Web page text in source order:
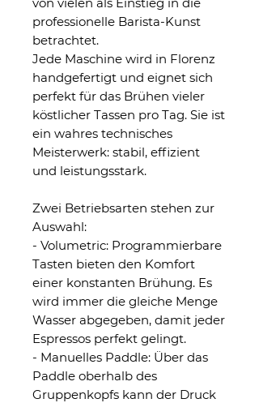
professionelle Barista-Kunst
betrachtet.
Jede Maschine wird in Florenz
handgefertigt und eignet sich
perfekt für das Brühen vieler
köstlicher Tassen pro Tag. Sie ist
ein wahres technisches
Meisterwerk: stabil, effizient
und leistungsstark.
Zwei Betriebsarten stehen zur
Auswahl:
- Volumetric: Programmierbare
Tasten bieten den Komfort
einer konstanten Brühung. Es
wird immer die gleiche Menge
Wasser abgegeben, damit jeder
Espressos perfekt gelingt.
- Manuelles Paddle: Über das
Paddle oberhalb des
Gruppenkopfs kann der Druck